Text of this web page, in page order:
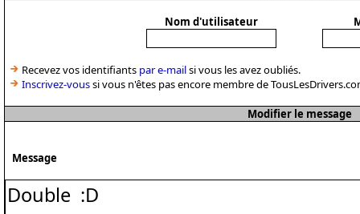
Nom d'utilisateur
Recevez vos identifiants par e-mailsi vous les avez oubliés.
Inscrivez-voussi vous n'êtes pas encore membre de
Modifier le message
Message